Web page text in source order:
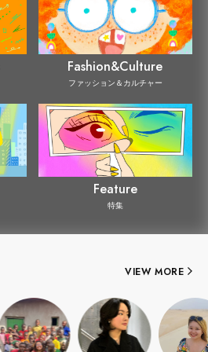
Fashion&Culture
ファッション＆カルチャー
Feature
特集
VIEW MORE